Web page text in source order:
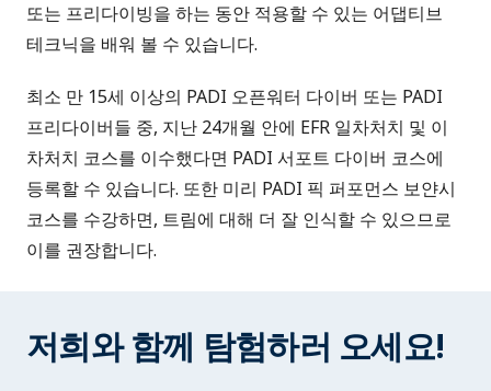
또는 프리다이빙을 하는 동안 적용할 수 있는 어댑티브
테크닉을 배워 볼 수 있습니다.
최소 만 15세 이상의 PADI 오픈워터 다이버 또는 PADI
프리다이버들 중, 지난 24개월 안에 EFR 일차처치 및 이
차처치 코스를 이수했다면 PADI 서포트 다이버 코스에
등록할 수 있습니다. 또한 미리 PADI 픽 퍼포먼스 보얀시
코스를 수강하면, 트림에 대해 더 잘 인식할 수 있으므로
이를 권장합니다.
저희와 함께 탐험하러 오세요!